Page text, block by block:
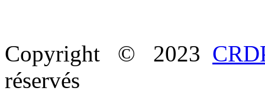
Copyright © 2023
réservés